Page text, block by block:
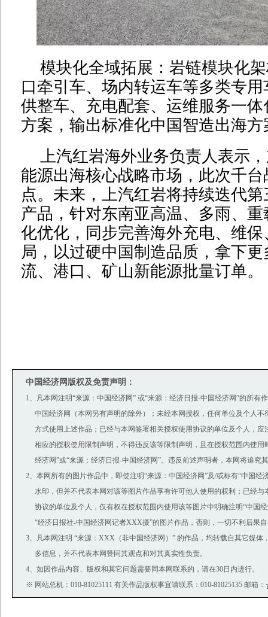
模块化全域拓展：岩链模块化
口牵引车、场内转运车等多类专
供整车、充电配套、运维服务一
方案，输出标准化中国智造出海方
上汽红岩海外业务负责人表示
能源出海核心战略市场，此次千
点。未来，上汽红岩将持续迭代
产品，针对东南亚高温、多雨、
化优化，同步完善海外充电、维
局，以过硬中国制造品质，拿下
流、港口、矿山新能源批量订单。
中国经济网版权及免责声明：
1、凡本网注明“来源：中国经济网” 或“来源：经济日报-中国经济网”的所有
中国经济网（本网另有声明的除外）；未经本网授权，任何单位及个人不
方式使用上述作品；已经与本网签署相关授权使用协议的单位及个人，应
相应的授权使用限制声明，不得违反该等限制声明，且在授权范围内使用
经济网”或“来源：经济日报-中国经济网”。违反前述声明者，本网将追究
2、本网所有的图片作品中，即使注明“来源：中国经济网”及/或标有“中国经
水印，但并不代表本网对该等图片作品享有许可他人使用的权利；已经与
协议的单位及个人，仅有权在授权范围内使用该等图片中明确注明“中国
“经济日报社-中国经济网记者XXX摄”的图片作品，否则，一切不利后果
3、凡本网注明 “来源：XXX（非中国经济网）” 的作品，均转载自其它媒体
多信息，并不代表本网赞同其观点和对其真实性负责。
4、如因作品内容、版权和其它问题需要同本网联系的，请在30日内进行。
※ 网站总机：010-81025111 有关作品版权事宜请联系：010-81025135 邮箱：